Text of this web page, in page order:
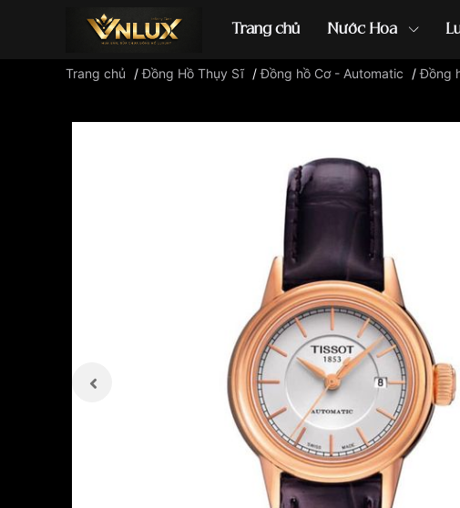
Trang chủ Nước Hoa
Đồng hồ casio đồng hồ G-
Trang chủ /Đồng Hồ Thụy Sĩ /Đồng hồ Cơ - Automatic /Đồng